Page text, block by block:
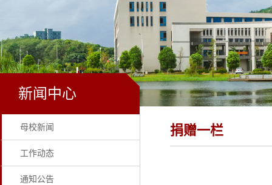
新闻中心
母校新闻
工作动态
通知公告
捐赠一栏